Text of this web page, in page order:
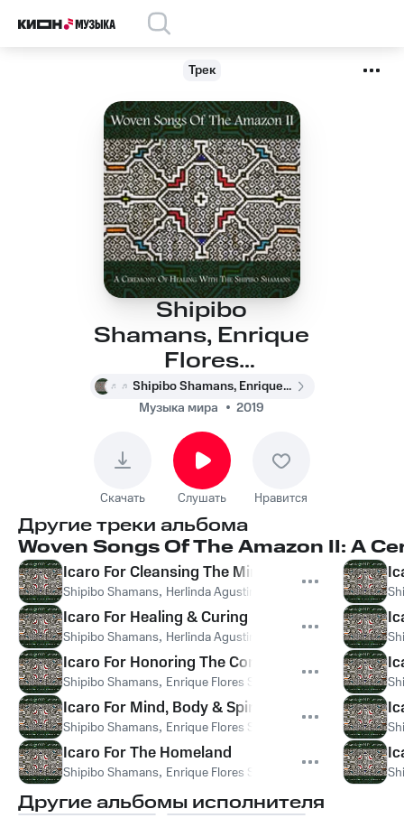
Трек
Shipibo
Shamans, Enrique
Flores
Sinuiri, Herlinda
Agustin Fernandez -
Icaro For Honoring
The Condor
Shipibo Shamans, Enrique Flores Sinuiri, Herlinda Agustin Fernandez
Музыка мира
2019
Скачать Слушать Нравится
Другие треки альбома
Woven Songs Of The Amazon II: A
Icaro For Cleansing The Mind & Body
Shipibo Shamans, Herlinda Agustin Fernandez
Icaro For Healing & Curing
Shipibo Shamans, Herlinda Agustin Fernandez
Icaro For Honoring The Condor
Shipibo Shamans, Enrique Flores Sinuiri Herlinda Agustin
Icaro For Mind, Body & Spirit
Shipibo Shamans, Enrique Flores Sinuiri
Icaro For The Homeland
Shipibo Shamans, Enrique Flores Sinuiri
Другие альбомы исполнителя